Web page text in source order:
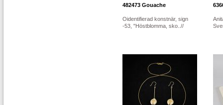
482473 Gouache
Oidentifierad konstnär, sign
-53, "Höstblomma, sko..//